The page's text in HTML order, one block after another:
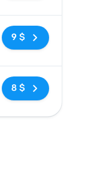
9 $
8 $